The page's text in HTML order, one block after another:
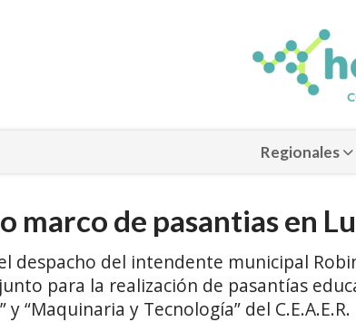
Regionales
marco de pasantias en
despacho del intendente municipal
para la realización de pasantías
y “Maquinaria y Tecnología” del C.E.A.E.R.